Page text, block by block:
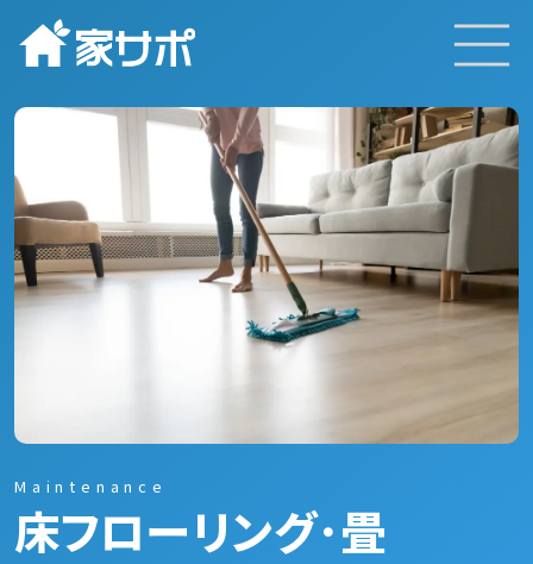
TOP
サービスと特徴
実績
Maintenance
床フローリング･畳